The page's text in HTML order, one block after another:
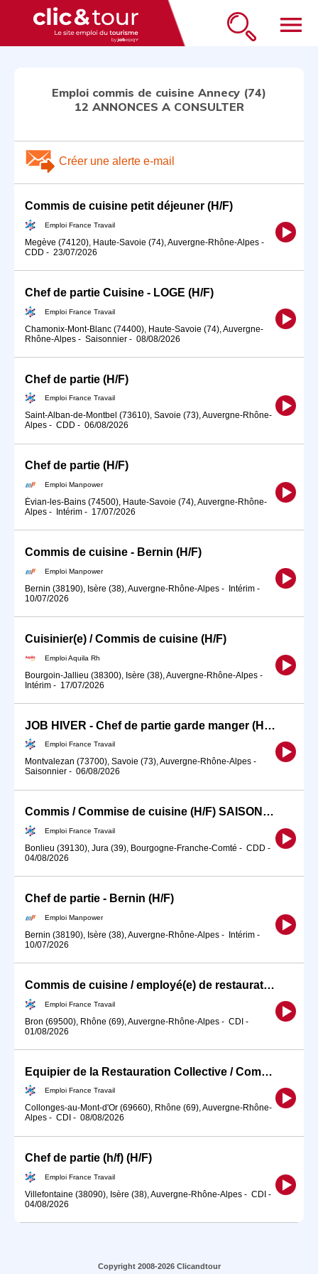
menu
Emploi commis de cuisine Annecy (74)
12 ANNONCES A CONSULTER
Créer une alerte e-mail
Commis de cuisine petit déjeuner (H/F)
Emploi France Travail
Megève (74120), Haute-Savoie (74), Auvergne-Rhône-Alpes -
CDD - 23/07/2026
Chef de partie Cuisine - LOGE (H/F)
Emploi France Travail
Chamonix-Mont-Blanc (74400), Haute-Savoie (74), Auvergne-
Rhône-Alpes - Saisonnier - 08/08/2026
Chef de partie (H/F)
Emploi France Travail
Saint-Alban-de-Montbel (73610), Savoie (73), Auvergne-Rhône-
Alpes - CDD - 06/08/2026
Chef de partie (H/F)
Emploi Manpower
Évian-les-Bains (74500), Haute-Savoie (74), Auvergne-Rhône-
Alpes - Intérim - 17/07/2026
Commis de cuisine - Bernin (H/F)
Emploi Manpower
Bernin (38190), Isère (38), Auvergne-Rhône-Alpes - Intérim -
10/07/2026
Cuisinier(e) / Commis de cuisine (H/F)
Emploi Aquila Rh
Bourgoin-Jallieu (38300), Isère (38), Auvergne-Rhône-Alpes -
Intérim - 17/07/2026
JOB HIVER - Chef de partie garde manger (H/F)
Emploi France Travail
Montvalezan (73700), Savoie (73), Auvergne-Rhône-Alpes -
Saisonnier - 06/08/2026
Commis / Commise de cuisine (H/F) SAISON39 (H/F)
Emploi France Travail
Bonlieu (39130), Jura (39), Bourgogne-Franche-Comté - CDD -
04/08/2026
Chef de partie - Bernin (H/F)
Emploi Manpower
Bernin (38190), Isère (38), Auvergne-Rhône-Alpes - Intérim -
10/07/2026
Commis de cuisine / employé(e) de restauration collective (H/F)
Emploi France Travail
Bron (69500), Rhône (69), Auvergne-Rhône-Alpes - CDI -
01/08/2026
Equipier de la Restauration Collective / Commis de cuisine (H/F)
Emploi France Travail
Collonges-au-Mont-d'Or (69660), Rhône (69), Auvergne-Rhône-
Alpes - CDI - 08/08/2026
Chef de partie (h/f) (H/F)
Emploi France Travail
Villefontaine (38090), Isère (38), Auvergne-Rhône-Alpes - CDI -
04/08/2026
Copyright 2008-2026 Clicandtour